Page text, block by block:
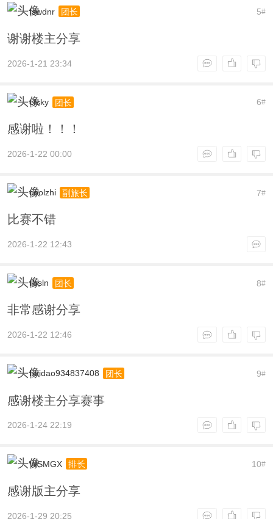
5#
fswdnr 团长
谢谢楼主分享
2026-1-21 23:34
6#
cfsky 团长
感谢啦！！！
2026-1-22 00:00
7#
coolzhi 副旅长
比赛不错
2026-1-22 12:43
8#
ilbsln 团长
非常感谢分享
2026-1-22 12:46
9#
haidao934837408 团长
感谢楼主分享赛事
2026-1-24 22:19
10#
WSMGX 排长
感谢版主分享
2026-1-29 20:25